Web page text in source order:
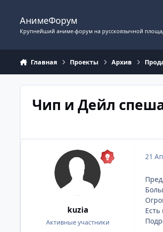
АнимеФорум
Крупнейший аниме-форум на русскоязычной
Главная Проекты Архив
Чип и Дейл
kuzia
Активные участники
21